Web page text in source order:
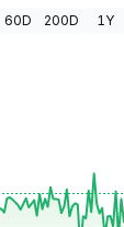
60D 200D 1Y